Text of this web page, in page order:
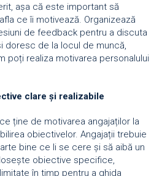
așa că este important să
ce îi motivează. Organizează
de feedback pentru a discuta
doresc de la locul de muncă,
poți realiza motivarea personalului
clare și realizabile
ține de motivarea angajaților la
obiectivelor. Angajații trebuie
bine ce li se cere și să aibă un
obiective specifice,
în timp pentru a ghida